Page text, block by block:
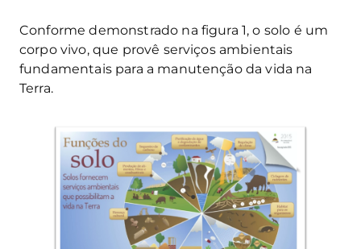
Conforme demonstrado na figura 1, o solo é um
corpo vivo, que provê serviços ambientais
fundamentais para a manutenção da vida na
Terra.